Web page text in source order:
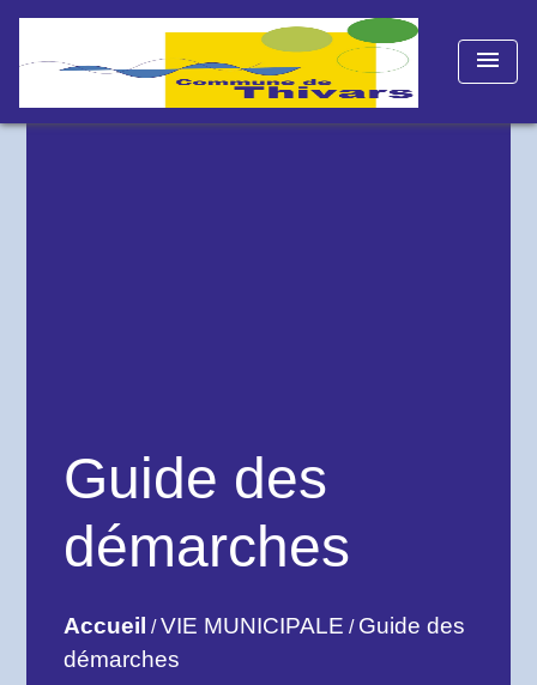
menu
Guide des
démarches
Accueil /VIE MUNICIPALE / Guide des
démarches